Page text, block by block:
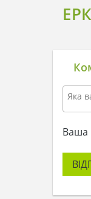
Ваша